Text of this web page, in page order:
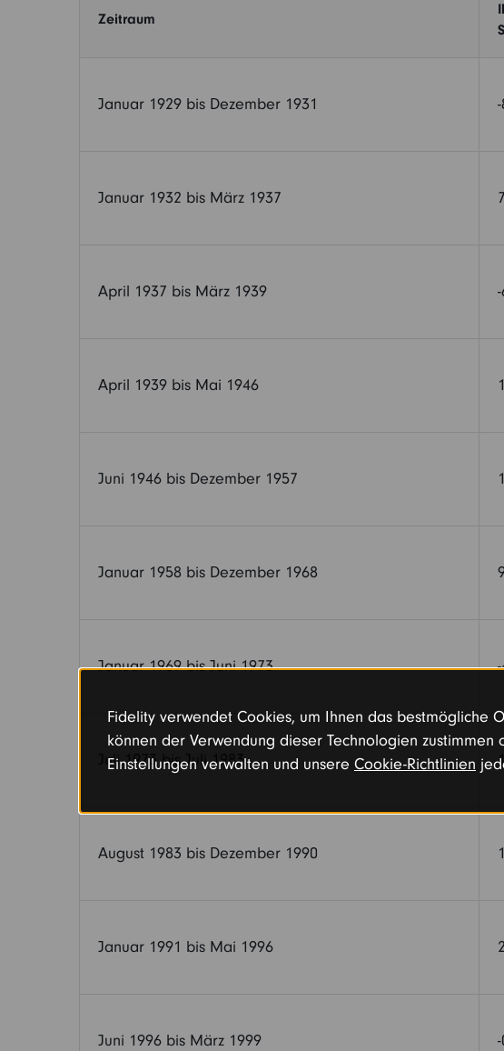
Zeitraum
Januar 1929 bis Dezember 1931
Januar 1932 bis März 1937
April 1937 bis März 1939
April 1939 bis Mai 1946
Juni 1946 bis Dezember 1957
Januar 1958 bis Dezember 1968
Januar 1969 bis Juni 1973
Juli 1973 bis Juli 1983
August 1983 bis Dezember 1990
Januar 1991 bis Mai 1996
Juni 1996 bis März 1999
Fidelity verwendet Cookies, um Ihnen das bestmögliche
können der Verwendung dieser Technologien zustimmen
Einstellungen verwalten und unsere Cookie-Richtlinien